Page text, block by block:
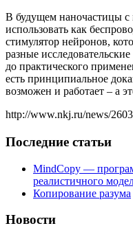
В будущем наночастицы
использовать как
стимулятор нейронов,
разные
до практического
есть принципиальное
возможен и работает – а
http://www.nkj.ru/news/
Последние статьи
MindCopy —
реалистичного
Копирование разума
Новости